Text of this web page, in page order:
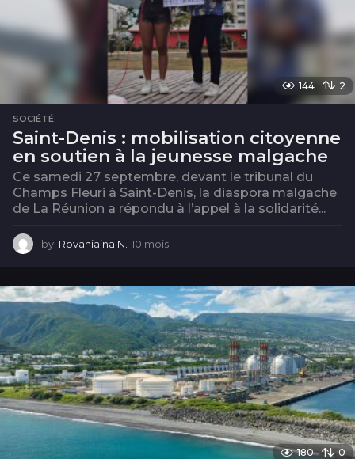
144 2
SOCIÉTÉ
Saint-Denis : mobilisation citoyenne
en soutien à la jeunesse malgache
Ce samedi 27 septembre, devant le tribunal du
Champs Fleuri à Saint-Denis, la diaspora malgache
de La Réunion a répondu à l’appel à la solidarité...
by Rovaniaina N. 10 mois
o
i
s
180 0